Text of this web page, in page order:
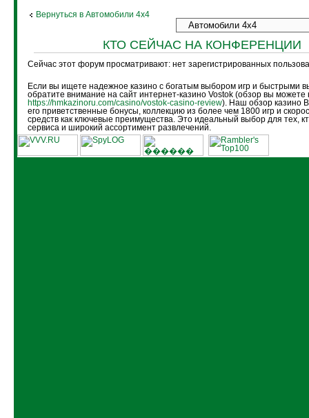
Вернуться в Автомобили 4х4
КТО СЕЙЧАС НА КОНФЕРЕНЦИИ
Сейчас этот форум просматривают: нет зарегистрированных
Если вы ищете надежное казино с богатым выбором игр и быстрыми
обратите внимание на сайт интернет-казино Vostok (обзор вы можете
https://hmkazinoru.com/casino/vostok-casino-review). Наш обзор казино
его приветственные бонусы, коллекцию из более чем 1800 игр и
средств как ключевые преимущества. Это идеальный выбор для тех,
сервиса и широкий ассортимент развлечений.